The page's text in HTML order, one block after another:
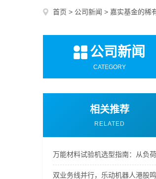
首页 > 公司新闻 > 嘉实基金的稀
公司新闻
CATEGORY
相关推荐
RELATED
双业务线并行，乐动机器人港股